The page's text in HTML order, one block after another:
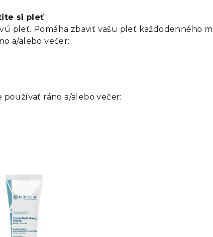
si pleť
pleť. Pomáha zbaviť vašu pleť každodenného
a/alebo večer:
ráno a/alebo večer: